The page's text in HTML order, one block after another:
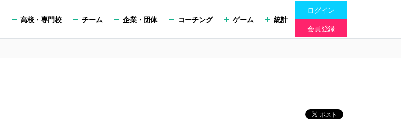
高校・専門校 チーム 企業・団体 コーチング ゲーム 統計
ログイン
会員登録